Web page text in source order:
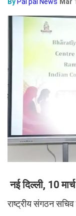
By Pal pal News Mar
नई दिल्ली, 10 मार्च
राष्ट्रीय संगठन